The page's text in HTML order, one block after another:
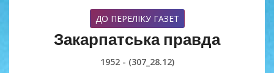
ДО ПЕРЕЛІКУ ГАЗЕТ
Закарпатська правда
1952 - (307_28.12)